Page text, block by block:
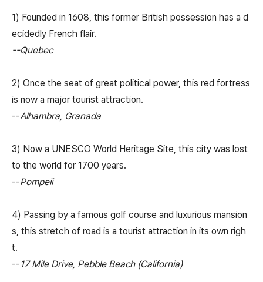
1) Founded in 1608, this former British possession has a d
ecidedly French flair.
--Quebec
2) Once the seat of great political power, this red fortress
is now a major tourist attraction.
--Alhambra, Granada
3) Now a UNESCO World Heritage Site, this city was lost
to the world for 1700 years.
--Pompeii
4) Passing by a famous golf course and luxurious mansion
s, this stretch of road is a tourist attraction in its own righ
t.
-- 17 Mile Drive, Pebble Beach (California)